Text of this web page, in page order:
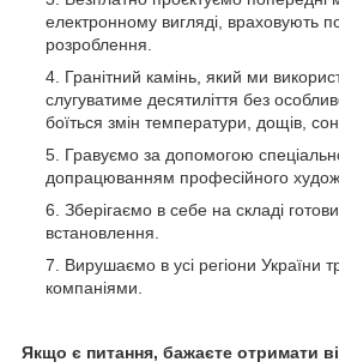
електронному вигляді, враховують
розроблення.
Гранітний камінь, який ми
слугуватиме десятиліття без
боїться змін температури, дощів,
Гравуємо за допомогою
допрацюванням професійного
Зберігаємо в себе на складі
встановлення.
Вирушаємо в усі регіони України
компаніями.
Якщо є питання, бажаєте отримати